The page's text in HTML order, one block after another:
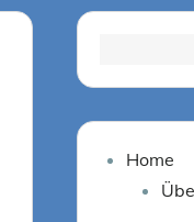
Home